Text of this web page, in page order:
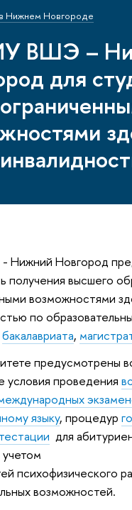
Новгороде
ВШЭ –
для
Новгород
получения высшего
возможностями
по
бакалавриата,
предусмотрены
условия проведения
языку, процедур
для
психофизического
возможностей.